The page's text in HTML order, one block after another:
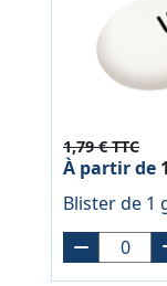
1,79 € TTC
À partir de
Blister de 1